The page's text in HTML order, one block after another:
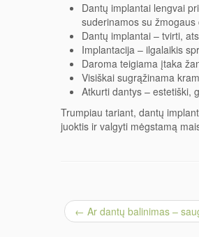
Dantų implantai lengvai
suderinamos su žmogaus
Dantų implantai – tvirti,
Implantacija – ilgalaikis
Daroma teigiama įtaka
Visiškai sugrąžinama
Atkurti dantys – estetiški,
Trumpiau tariant, dantų
juoktis ir valgyti mėgstamą
← Ar dantų balinimas –